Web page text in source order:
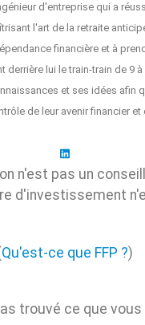
d'entreprise qui a
l'art de la retraite
financière et à
derrière lui le train-train de 9
et ses idées afin
de leur avenir financier
n'est pas un
d'investissement
Qu'est-ce que FFP ?)
trouvé ce que vous